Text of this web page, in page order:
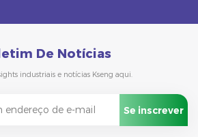
De Notícias
industriais e notícias Kseng aqui.